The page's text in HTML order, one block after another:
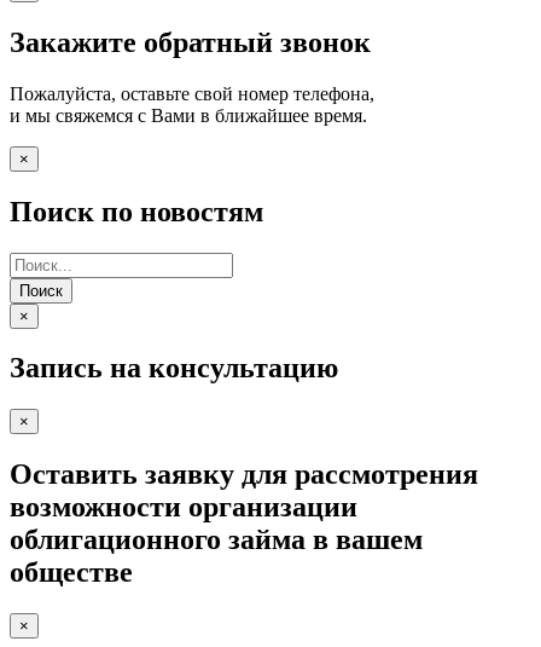
Закажите обратный звонок
Пожалуйста, оставьте свой номер телефона,
и мы свяжемся с Вами в ближайшее время.
×
Поиск по новостям
Поиск
×
Запись на консультацию
×
Оставить заявку для рассмотрения
возможности организации
облигационного займа в вашем
обществе
×